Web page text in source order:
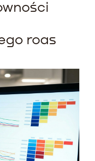
roas